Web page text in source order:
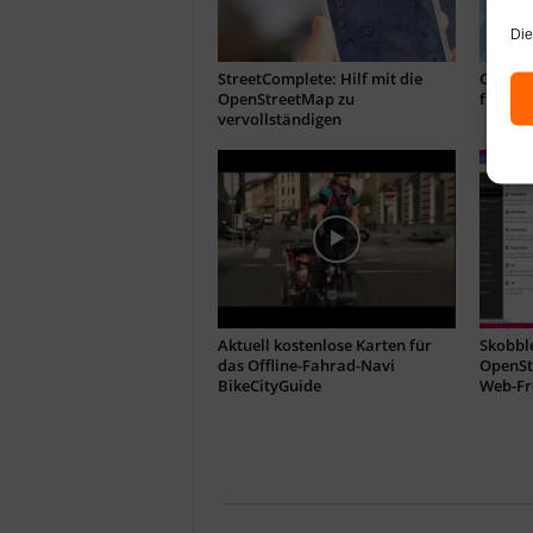
StreetComplete: Hilf mit die
OpenStreetMap zu
vervollständigen
für
Aktuell kostenlose Karten für
das Offline-Fahrad-Navi
BikeCityGuide
Web-